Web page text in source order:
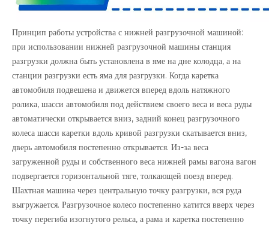
Принцип работы устройства с нижней разгрузочной машиной:
при использовании нижней разгрузочной машины станция
разгрузки должна быть установлена ​​в яме на дне колодца, а на
станции разгрузки есть яма для разгрузки. Когда каретка
автомобиля подвешена и движется вперед вдоль натяжного
ролика, шасси автомобиля под действием своего веса и веса руды
автоматически открывается вниз, задний конец разгрузочного
колеса шасси каретки вдоль кривой разгрузки скатывается вниз,
дверь автомобиля постепенно открывается. Из-за веса
загруженной руды и собственного веса нижней рамы вагона вагон
подвергается горизонтальной тяге, толкающей поезд вперед.
Шахтная машина через центральную точку разгрузки, вся руда
выгружается. Разгрузочное колесо постепенно катится вверх через
точку перегиба изогнутого рельса, а рама и каретка постепенно